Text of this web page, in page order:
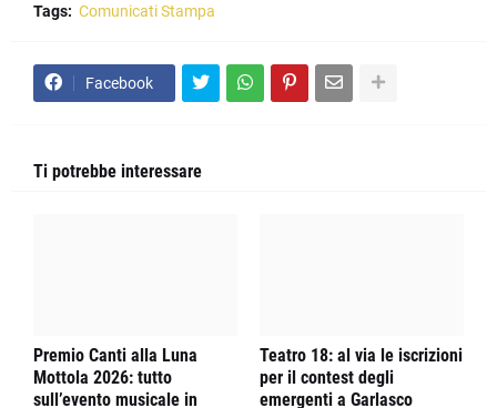
Tags: Comunicati Stampa
Facebook
Ti potrebbe interessare
Premio Canti alla Luna
Mottola 2026: tutto
sull’evento musicale in
Teatro 18: al via le iscrizioni
per il contest degli
emergenti a Garlasco